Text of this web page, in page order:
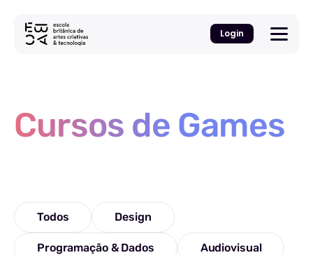
Login
Cursos de Games
Todos Design
Programação & Dados Audiovisual